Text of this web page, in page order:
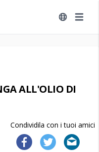
ALL'OLIO DI
Condividila con i tuoi amici